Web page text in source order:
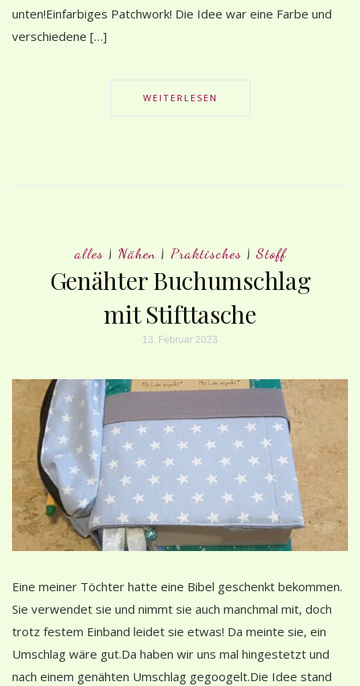
unten!Einfarbiges Patchwork! Die Idee war eine Farbe und
verschiedene […]
WEITERLESEN
alles| Nähen| Praktisches|Stoff
Genähter Buchumschlag
mit Stifttasche
13. Februar 2023
Eine meiner Töchter hatte eine Bibel geschenkt bekommen.
Sie verwendet sie und nimmt sie auch manchmal mit, doch
trotz festem Einband leidet sie etwas! Da meinte sie, ein
Umschlag wäre gut.Da haben wir uns mal hingestetzt und
nach einem genähten Umschlag gegoogelt.Die Idee stand